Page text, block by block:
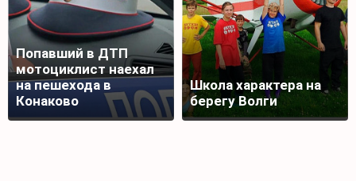
Попавший в ДТП
мотоциклист наехал
на пешехода в
Конаково
Школа характера на
берегу Волги